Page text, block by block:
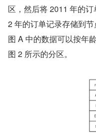
区，然后将 2011 年的
2 年的订单记录存储到节
图 A 中的数据可以按年
图 2 所示的分区。